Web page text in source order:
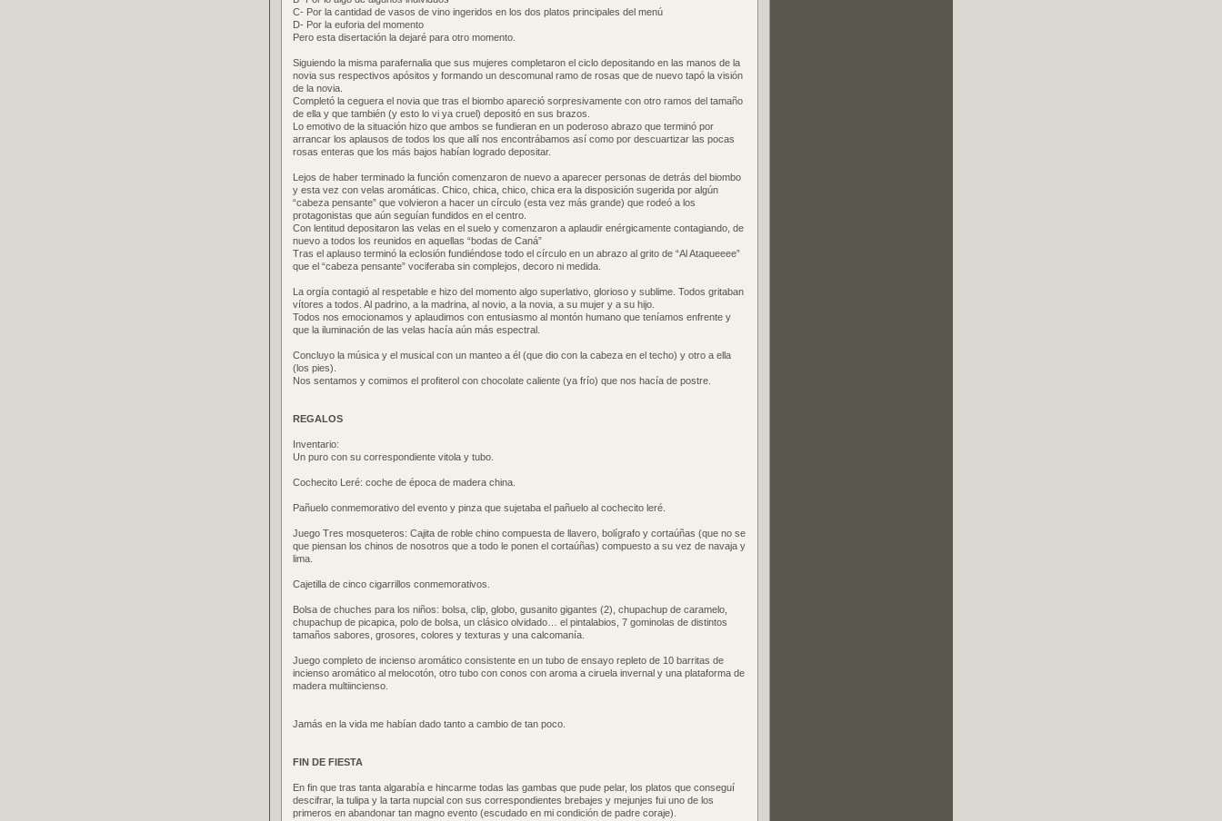
C- Por la cantidad de vasos de vino ingeridos en los dos platos principales del menú
D- Por la euforia del momento
Pero esta disertación la dejaré para otro momento.
Siguiendo la misma parafernalia que sus mujeres completaron el ciclo depositando en las manos de la
novia sus respectivos apósitos y formando un descomunal ramo de rosas que de nuevo tapó la visión
de la novia.
Completó la ceguera el novia que tras el biombo apareció sorpresivamente con otro ramos del tamaño
de ella y que también (y esto lo vi ya cruel) depositó en sus brazos.
Lo emotivo de la situación hizo que ambos se fundieran en un poderoso abrazo que terminó por
arrancar los aplausos de todos los que allí nos encontrábamos así como por descuartizar las pocas
rosas enteras que los más bajos habían logrado depositar.
Lejos de haber terminado la función comenzaron de nuevo a aparecer personas de detrás del biombo
y esta vez con velas aromáticas. Chico, chica, chico, chica era la disposición sugerida por algún
“cabeza pensante” que volvieron a hacer un círculo (esta vez más grande) que rodeó a los
protagonistas que aún seguían fundidos en el centro.
Con lentitud depositaron las velas en el suelo y comenzaron a aplaudir enérgicamente contagiando, de
nuevo a todos los reunidos en aquellas “bodas de Caná”
Tras el aplauso terminó la eclosión fundiéndose todo el círculo en un abrazo al grito de “Al Ataqueeee”
que el “cabeza pensante” vociferaba sin complejos, decoro ni medida.
La orgía contagió al respetable e hizo del momento algo superlativo, glorioso y sublime. Todos gritaban
vítores a todos. Al padrino, a la madrina, al novio, a la novia, a su mujer y a su hijo.
Todos nos emocionamos y aplaudimos con entusiasmo al montón humano que teníamos enfrente y
que la iluminación de las velas hacía aún más espectral.
Concluyo la música y el musical con un manteo a él (que dio con la cabeza en el techo) y otro a ella
(los pies).
Nos sentamos y comimos el profiterol con chocolate caliente (ya frío) que nos hacía de postre.
REGALOS
Inventario:
Un puro con su correspondiente vitola y tubo.
Cochecito Leré: coche de época de madera china.
Pañuelo conmemorativo del evento y pinza que sujetaba el pañuelo al cochecito leré.
Juego Tres mosqueteros: Cajita de roble chino compuesta de llavero, bolígrafo y cortaúñas (que no se
que piensan los chinos de nosotros que a todo le ponen el cortaúñas) compuesto a su vez de navaja y
lima.
Cajetilla de cinco cigarrillos conmemorativos.
Bolsa de chuches para los niños: bolsa, clip, globo, gusanito gigantes (2), chupachup de caramelo,
chupachup de picapica, polo de bolsa, un clásico olvidado… el pintalabios, 7 gominolas de distintos
tamaños sabores, grosores, colores y texturas y una calcomanía.
Juego completo de incienso aromático consistente en un tubo de ensayo repleto de 10 barritas de
incienso aromático al melocotón, otro tubo con conos con aroma a ciruela invernal y una plataforma de
madera multiincienso.
Jamás en la vida me habían dado tanto a cambio de tan poco.
FIN DE FIESTA
En fin que tras tanta algarabía e hincarme todas las gambas que pude pelar, los platos que conseguí
descifrar, la tulipa y la tarta nupcial con sus correspondientes brebajes y mejunjes fui uno de los
primeros en abandonar tan magno evento (escudado en mi condición de padre coraje).